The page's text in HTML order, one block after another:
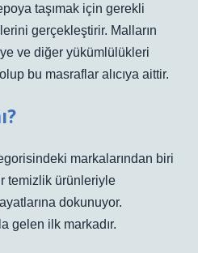
taşımak için gerekli
gerçekleştirir. Malların
ve diğer yükümlülükleri
bu masraflar alıcıya aittir.
markalarından biri
temizlik ürünleriyle
dokunuyor.
gelen ilk markadır.